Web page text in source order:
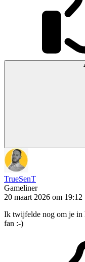
TrueSenT
Gameliner
20 maart 2026 om 19:12
Ik twijfelde nog om je in
fan :-)